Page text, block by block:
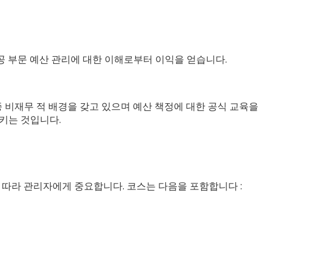
부문 예산 관리에 대한 이해로부터 이익을 얻습니다.
재무 적 배경을 갖고 있으며 예산 책정에 대한 공식 교육을
는 것입니다.
라 관리자에게 중요합니다. 코스는 다음을 포함합니다 :